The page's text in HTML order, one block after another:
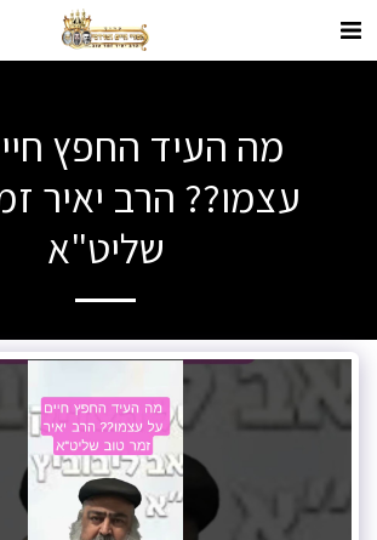
מה העיד החפץ
עצמו?? הרב יאיר
שליט"א